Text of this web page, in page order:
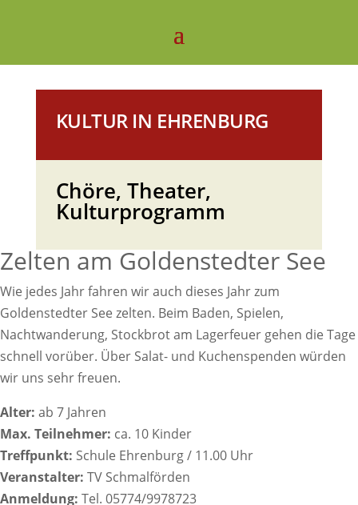
KULTUR IN EHRENBURG
Chöre, Theater,
Kulturprogramm
Zelten am Goldenstedter See
Wie jedes Jahr fahren wir auch dieses Jahr zum
Goldenstedter See zelten. Beim Baden, Spielen,
Nachtwanderung, Stockbrot am Lagerfeuer gehen die Tage
schnell vorüber. Über Salat- und Kuchenspenden würden
wir uns sehr freuen.
Alter: ab 7 Jahren
Max. Teilnehmer: ca. 10 Kinder
Treffpunkt: Schule Ehrenburg / 11.00 Uhr
Veranstalter: TV Schmalförden
Anmeldung: Tel. 05774/9978723